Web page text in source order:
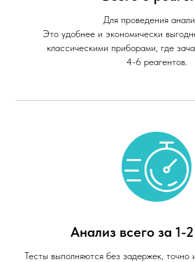
Для проведения
Это удобнее и экономически
классическими приборами, где
4-6 реагентов.
Анализ всего за 1-
Тесты выполняются без задержек, точно